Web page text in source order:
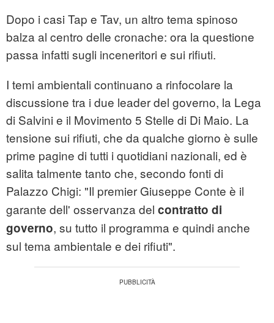
Dopo i casi Tap e Tav, un altro tema spinoso
balza al centro delle cronache: ora la questione
passa infatti sugli inceneritori e sui rifiuti.
I temi ambientali continuano a rinfocolare la
discussione tra i due leader del governo, la Lega
di Salvini e il Movimento 5 Stelle di Di Maio. La
tensione sui rifiuti, che da qualche giorno è sulle
prime pagine di tutti i quotidiani nazionali, ed è
salita talmente tanto che, secondo fonti di
Palazzo Chigi: "Il premier Giuseppe Conte è il
garante dell' osservanza del contratto di
governo, su tutto il programma e quindi anche
sul tema ambientale e dei rifiuti".